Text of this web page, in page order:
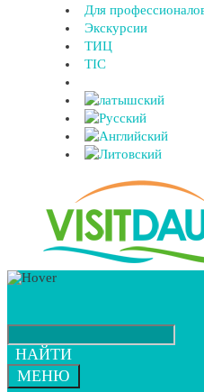
Для
Экскурсии
ТИЦ
TIC
НАЙТИ
МЕНЮ